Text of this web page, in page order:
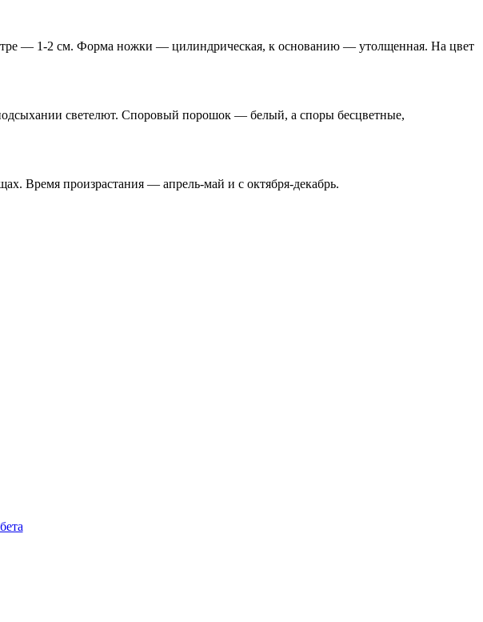
— 1-2 см. Форма ножки — цилиндрическая, к основанию — утолщенная. На цвет
светелют. Споровый порошок — белый, а споры бесцветные,
Время произрастания — апрель-май и с октября-декабрь.